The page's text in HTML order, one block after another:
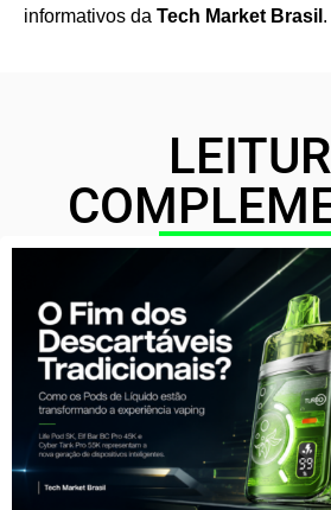
informativos da Tech Market Brasil .